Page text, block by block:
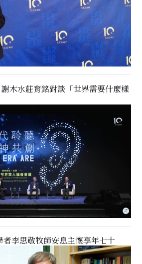
謝木水莊育銘對談「世界需要什麼樣
者李思敬牧師安息主懷享年七十